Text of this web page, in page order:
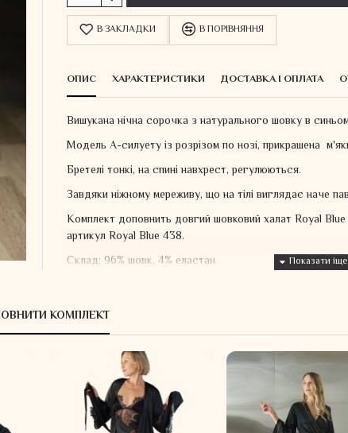
В ЗАКЛАДКИ В ПОРІВНЯННЯ
ОПИС ХАРАКТЕРИСТИКИ ДОСТАВКА І ОПЛАТА
Вишукана нічна сорочка з натурального шовку в
Модель А-силуету із розрізом по нозі, прикрашена
Бретелі тонкі, на спині навхрест, регулюються.
Завдяки ніжному мереживу, що на тілі виглядає наче
Комплект доповнить довгий шовковий халат Royal
артикул Royal Blue 438.
Склад: 96% шовк, 4% еластан
КОМПЛЕКТ